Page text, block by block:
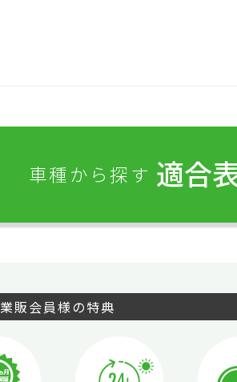
車種から探す 適合
業販会員様の特典